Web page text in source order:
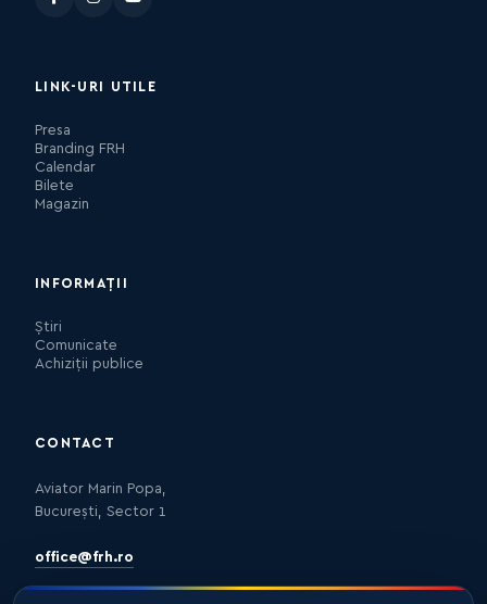
LINK-URI UTILE
Presa
Branding FRH
Calendar
Bilete
Magazin
INFORMAȚII
Știri
Comunicate
Achiziții publice
CONTACT
Aviator Marin Popa,
București, Sector 1
office@frh.ro